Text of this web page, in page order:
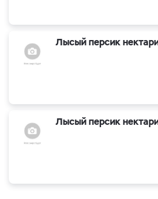
Лысый персик
Лысый персик